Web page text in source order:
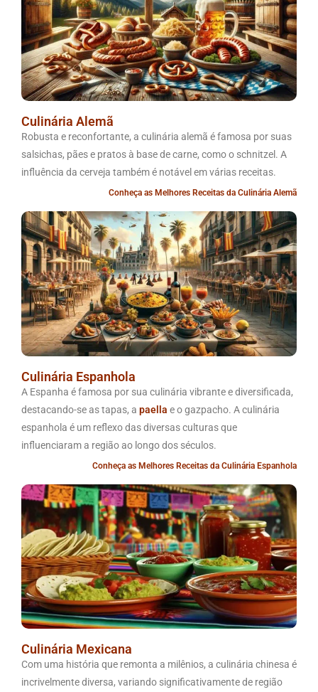
Culinária Alemã
Robusta e reconfortante, a culinária alemã é famosa por suas
salsichas, pães e pratos à base de carne, como o schnitzel. A
influência da cerveja também é notável em várias receitas.
Conheça as Melhores Receitas da Culinária Alemã
Culinária Espanhola
A Espanha é famosa por sua culinária vibrante e diversificada,
destacando-se as tapas, a paella e o gazpacho. A culinária
espanhola é um reflexo das diversas culturas que
influenciaram a região ao longo dos séculos.
Conheça as Melhores Receitas da Culinária Espanhola
Culinária Mexicana
Com uma história que remonta a milênios, a culinária chinesa é
incrivelmente diversa, variando significativamente de região